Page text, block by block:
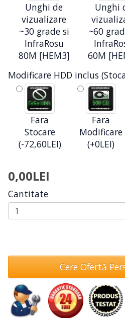
Unghi de
vizualizare
~30 grade si
InfraRosu
80M [HEM3]
Unghi
~60
60M
Modificare HDD inclus
Fara
Stocare
(-72,60LEI)
Fara
Modificare
(+0LEI)
0,00LEI
Cantitate
Cere Ofertă